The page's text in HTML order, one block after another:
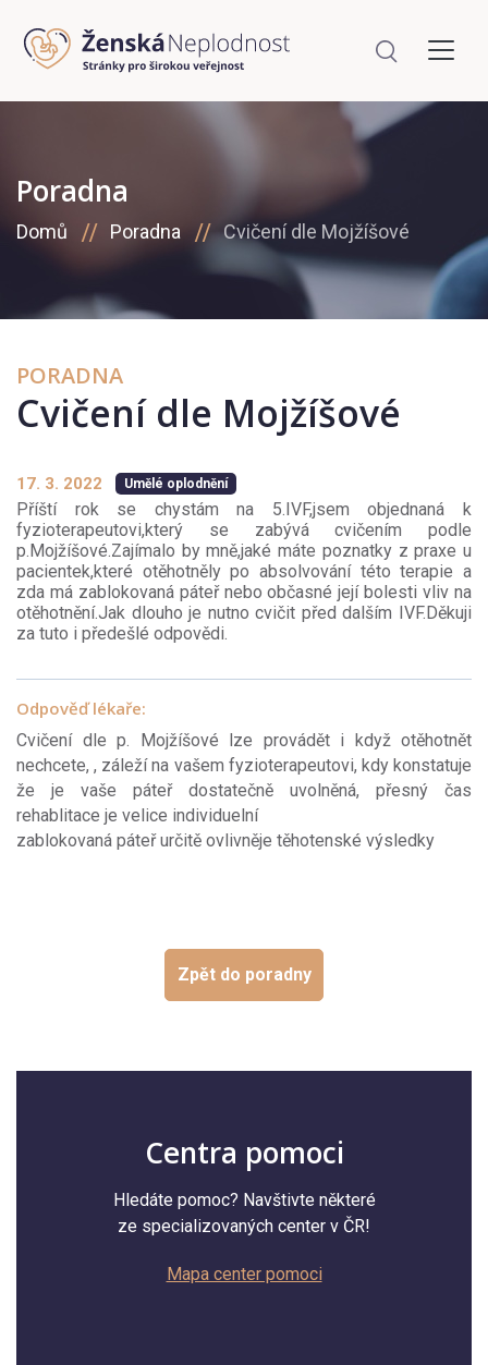
Poradna
Domů Poradna Cvičení dle Mojžíšové
PORADNA
Cvičení dle Mojžíšové
17. 3. 2022 Umělé oplodnění
Příští rok se chystám na 5.IVF,jsem objednaná k
fyzioterapeutovi,který se zabývá cvičením podle
p.Mojžíšové.Zajímalo by mně,jaké máte poznatky z praxe u
pacientek,které otěhotněly po absolvování této terapie a
zda má zablokovaná páteř nebo občasné její bolesti vliv na
otěhotnění.Jak dlouho je nutno cvičit před dalším IVF.Děkuji
za tuto i předešlé odpovědi.
Odpověď lékaře:
Cvičení dle p. Mojžíšové lze provádět i když otěhotnět
nechcete, , záleží na vašem fyzioterapeutovi, kdy konstatuje
že je vaše páteř dostatečně uvolněná, přesný čas
rehablitace je velice individuelní
zablokovaná páteř určitě ovlivněje těhotenské výsledky
Zpět do poradny
Centra pomoci
Hledáte pomoc? Navštivte některé
ze specializovaných center v ČR!
Mapa center pomoci